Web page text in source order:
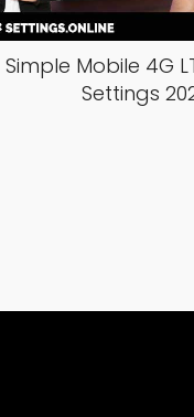
Simple Mobile 4G
Settings